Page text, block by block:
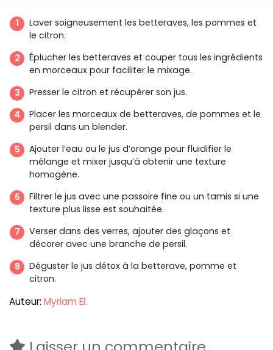
Laver soigneusement les betteraves, les pommes et
le citron.
Éplucher les betteraves et couper tous les ingrédients
en morceaux pour faciliter le mixage.
Presser le citron et récupérer son jus.
Placer les morceaux de betteraves, de pommes et le
persil dans un blender.
Ajouter l’eau ou le jus d’orange pour fluidifier le
mélange et mixer jusqu’à obtenir une texture
homogène.
Filtrer le jus avec une passoire fine ou un tamis si une
texture plus lisse est souhaitée.
Verser dans des verres, ajouter des glaçons et
décorer avec une branche de persil.
Déguster le jus détox à la betterave, pomme et
citron.
Auteur: Myriam El.